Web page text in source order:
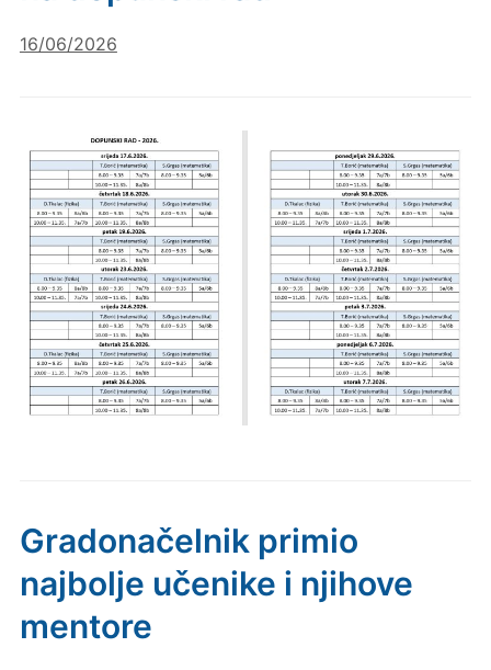
16/06/2026
Gradonačelnik primio
najbolje učenike i njihove
mentore